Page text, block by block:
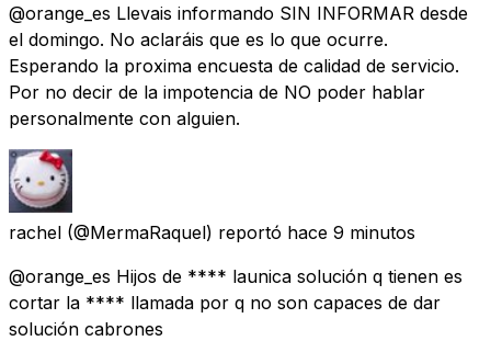
@orange_es Llevais informando SIN INFORMAR desde
el domingo. No aclaráis que es lo que ocurre.
Esperando la proxima encuesta de calidad de servicio.
Por no decir de la impotencia de NO poder hablar
personalmente con alguien.
rachel (@MermaRaquel) reportó hace 9 minutos
@orange_es Hijos de **** launica solución q tienen es
cortar la **** llamada por q no son capaces de dar
solución cabrones